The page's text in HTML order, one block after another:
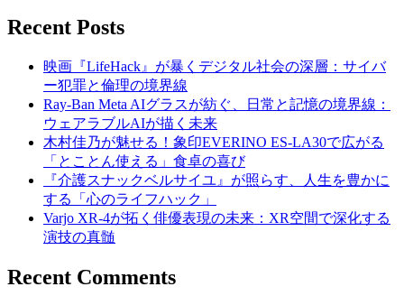
Recent Posts
映画『LifeHack』が暴くデジタル社会の深層：サイバ
ー犯罪と倫理の境界線
Ray-Ban Meta AIグラスが紡ぐ、日常と記憶の境界線：
ウェアラブルAIが描く未来
木村佳乃が魅せる！象印EVERINO ES-LA30で広がる
「とことん使える」食卓の喜び
『介護スナックベルサイユ』が照らす、人生を豊かに
する「心のライフハック」
Varjo XR-4が拓く俳優表現の未来：XR空間で深化する
演技の真髄
Recent Comments